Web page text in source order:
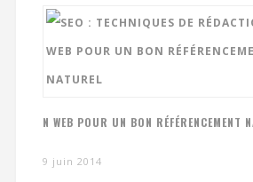
N WEB POUR UN BON RÉFÉRENCEMENT
9 juin 2014